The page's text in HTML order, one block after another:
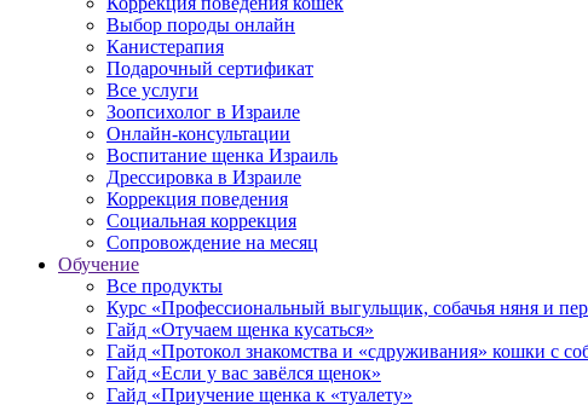
Выбор породы онлайн
Канистерапия
Подарочный сертификат
Все услуги
Зоопсихолог в Израиле
Онлайн-консультации
Воспитание щенка Израиль
Дрессировка в Израиле
Коррекция поведения
Социальная коррекция
Сопровождение на месяц
Обучение
Все продукты
Курс «Профессиональный выгульщик, собачья няня и
Гайд «Отучаем щенка кусаться»
Гайд «Протокол знакомства и «сдруживания» кошки с
Гайд «Если у вас завёлся щенок»
Гайд «Приучение щенка к «туалету»